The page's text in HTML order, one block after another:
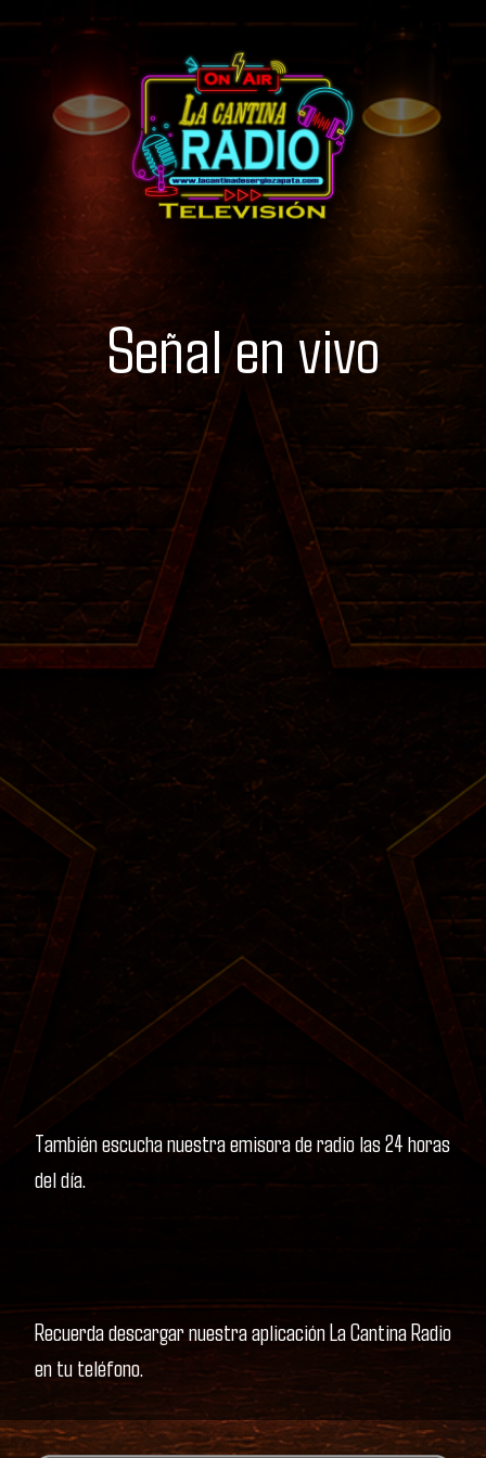
Señal en vivo
También escucha nuestra emisora de radio las 24 horas
del día.
Recuerda descargar nuestra aplicación La Cantina Radio
en tu teléfono.